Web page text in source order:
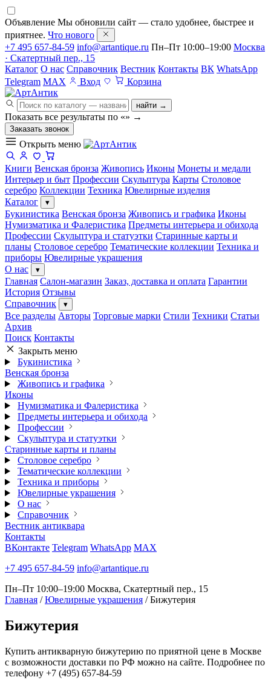
Объявление Мы обновили сайт — стало удобнее, быстрее и
приятнее. Что нового
+7 495 657-84-59 info@artantique.ru Пн–Пт 10:00–19:00 Москва
· Скатертный пер., 15
Каталог О нас Справочник Вестник Контакты ВК WhatsApp
Telegram MAX Вход Корзина
найти →
Показать все результаты по «» →
Заказать звонок
Открыть меню
Книги Венская бронза Живопись Иконы Монеты и медали
Интерьер и быт Профессии Скульптура Карты Столовое
серебро Коллекции Техника Ювелирные изделия
Каталог
▾
Букинистика Венская бронза Живопись и графика Иконы
Нумизматика и Фалеристика Предметы интерьера и обихода
Профессии Скульптура и статуэтки Старинные карты и
планы Столовое серебро Тематические коллекции Техника и
приборы Ювелирные украшения
О нас
▾
Главная Салон-магазин Заказ, доставка и оплата Гарантии
История Отзывы
Справочник
▾
Все разделы Авторы Торговые марки Стили Техники Статьи
Архив
Поиск Контакты
Закрыть меню
Букинистика
Венская бронза
Живопись и графика
Иконы
Нумизматика и Фалеристика
Предметы интерьера и обихода
Профессии
Скульптура и статуэтки
Старинные карты и планы
Столовое серебро
Тематические коллекции
Техника и приборы
Ювелирные украшения
О нас
Справочник
Вестник антиквара
Контакты
ВКонтакте Telegram WhatsApp MAX
+7 495 657-84-59 info@artantique.ru
Пн–Пт 10:00–19:00 Москва, Скатертный пер., 15
Главная / Ювелирные украшения / Бижутерия
Бижутерия
Купить антикварную бижутерию по приятной цене в Москве
с возможности доставки по РФ можно на сайте. Подробнее по
телефону +7 (495) 657-84-59